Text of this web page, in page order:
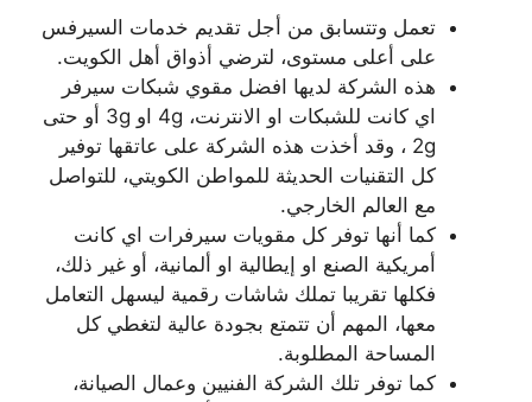
تعمل وتتسابق من أجل تقديم خدمات السيرفس
على أعلى مستوى، لترضي أذواق أهل الكويت.
هذه الشركة لديها افضل مقوي شبكات سيرفر
اي كانت للشبكات او الانترنت، 4g او 3g أو حتى
2g ، وقد أخذت هذه الشركة على عاتقها توفير
كل التقنيات الحديثة للمواطن الكويتي، للتواصل
مع العالم الخارجي.
كما أنها توفر كل مقويات سيرفرات اي كانت
أمريكية الصنع او إيطالية او ألمانية، أو غير ذلك،
فكلها تقريبا تملك شاشات رقمية ليسهل التعامل
معها، المهم أن تتمتع بجودة عالية لتغطي كل
المساحة المطلوبة.
كما توفر تلك الشركة الفنيين وعمال الصيانة،